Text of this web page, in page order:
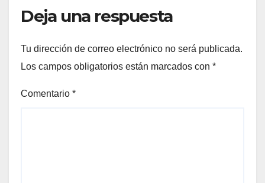
Deja una respuesta
Tu dirección de correo electrónico no será publicada.
Los campos obligatorios están marcados con *
Comentario *